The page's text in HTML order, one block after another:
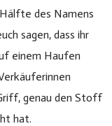
des Namens
sagen, dass ihr
einem Haufen
genau den Stoff
hat.